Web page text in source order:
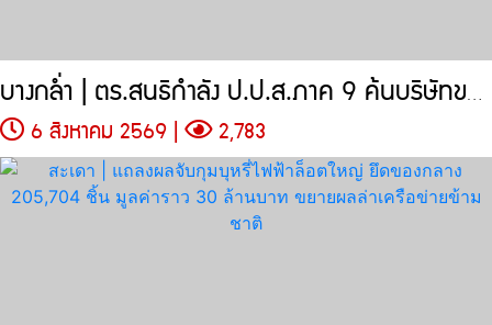
บางกล่ำ | ตร.สนธิกำลัง ป.ป.ส.ภาค 9 ค้นบริษัทขนส่งเอกชน
6 สิงหาคม 2569 | 2,783